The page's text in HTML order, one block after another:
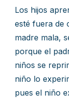
Los hijos
esté fuera de
madre mala,
porque el
niños se
niño lo
pues el niño